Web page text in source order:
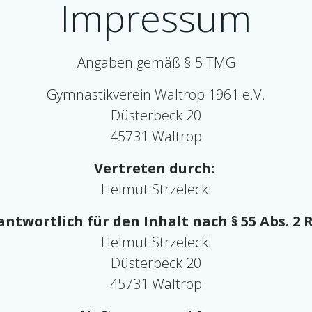
Impressum
Angaben gemäß § 5 TMG
Gymnastikverein Waltrop 1961 e.V.
Düsterbeck 20
45731 Waltrop
Vertreten durch:
Helmut Strzelecki
für den Inhalt nach § 55 Abs. 2
Helmut Strzelecki
Düsterbeck 20
45731 Waltrop